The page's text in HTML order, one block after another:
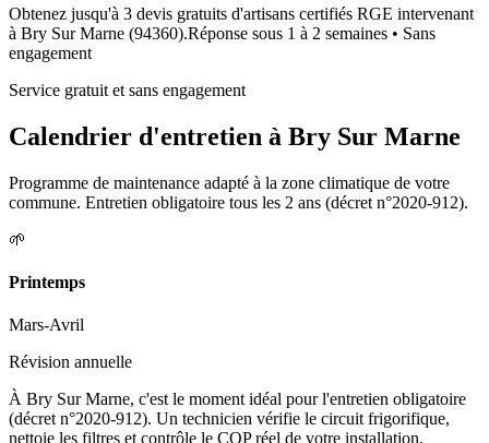
Obtenez jusqu'à 3 devis gratuits d'artisans certifiés RGE intervenant
à Bry Sur Marne (94360).Réponse sous 1 à 2 semaines • Sans
engagement
Service gratuit et sans engagement
Calendrier d'entretien à Bry Sur Marne
Programme de maintenance adapté à la zone climatique de votre
commune. Entretien obligatoire tous les 2 ans (décret n°2020-912).
🌱
Printemps
Mars-Avril
Révision annuelle
À Bry Sur Marne, c'est le moment idéal pour l'entretien obligatoire
(décret n°2020-912). Un technicien vérifie le circuit frigorifique,
nettoie les filtres et contrôle le COP réel de votre installation.